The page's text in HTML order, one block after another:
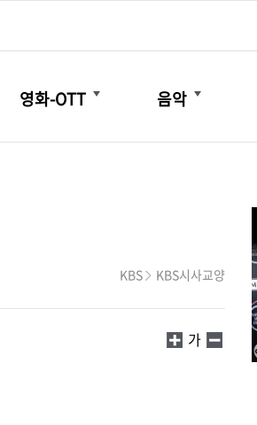
영화-OTT
더보기
음악
더보기
KBS KBS시사교양
가